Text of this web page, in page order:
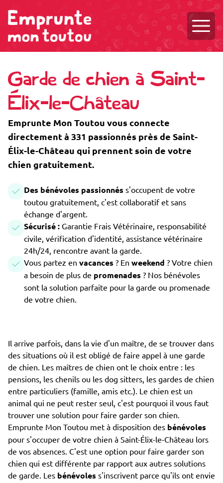
Garde de chien à Saint-
Élix-le-Château
Emprunte Mon Toutou vous connecte
directement à 331 passionnés près de Saint-
Élix-le-Château qui prennent soin de votre
chien gratuitement.
Des bénévoles passionnés s'occupent de votre
toutou gratuitement, c'est collaboratif et sans
échange d'argent.
Sécurisé : Garantie Frais Vétérinaire, responsabilité
civile, vérification d'identité, assistance vétérinaire
24h/24, rencontre avant la garde.
Vous partez en vacances ? En weekend ? Votre chien
a besoin de plus de promenades ? Nos bénévoles
sont la solution parfaite pour la garde ou promenade
de votre chien.
Il arrive parfois, dans la vie d'un maître, de se trouver dans
des situations où il est obligé de faire appel à une garde
de chien. Les maîtres de chien ont le choix entre : les
pensions, les chenils ou les dog sitters, les gardes de chien
entre particuliers (famille, amis etc.). Le chien est un
animal qui ne peut rester seul, c'est pourquoi il vous faut
trouver une solution pour faire garder son chien.
Emprunte Mon Toutou met à disposition des bénévoles
pour s'occuper de votre chien à Saint-Élix-le-Château lors
de vos absences. C'est une option pour faire garder son
chien qui est différente par rapport aux autres solutions
de garde. Les bénévoles s'inscrivent parce qu'ils ont envie